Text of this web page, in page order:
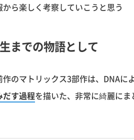
ら楽しく考察していこうと思う
までの物語として
のマトリックス3部作は、DNAに
だす過程を描いた、非常に綺麗に